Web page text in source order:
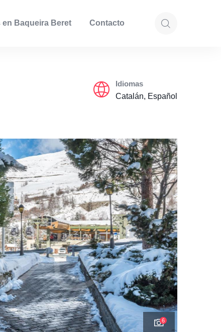
en Baqueira Beret Contacto
Idiomas
Catalán, Español
6